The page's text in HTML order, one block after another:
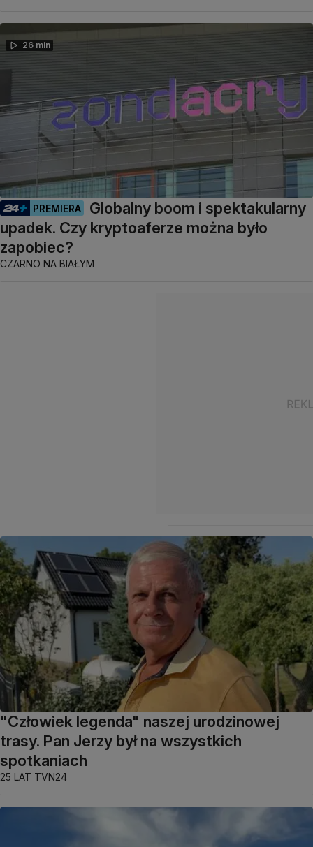
26 min
PREMIERA
Globalny boom i spektakularny
upadek. Czy kryptoaferze można było
zapobiec?
CZARNO NA BIAŁYM
"Człowiek legenda" naszej urodzinowej
trasy. Pan Jerzy był na wszystkich
spotkaniach
25 LAT TVN24